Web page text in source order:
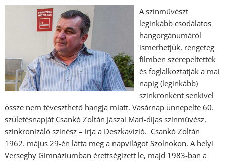
A színművészt
leginkább csodálatos
hangorgánumáról
ismerhetjük, rengeteg
filmben szerepeltették
és foglalkoztatják a mai
napig (leginkább)
szinkronként senkivel
össze nem téveszthető hangja miatt. Vasárnap ünnepelte 60.
születésnapját Csankó Zoltán Jászai Mari-díjas színművész,
szinkronizáló színész – írja a Deszkavízió. Csankó Zoltán
1962. május 29-én látta meg a napvilágot Szolnokon. A helyi
Verseghy Gimnáziumban érettségizett le, majd 1983-ban a